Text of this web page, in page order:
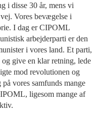
i disse 30 år, mens vi
Vores bevægelse i
I dag er CIPOML
arbejderparti er den
i vores land. Et parti,
og give en klar retning, lede
mod revolutionen og
vores samfunds mange
ligesom mange af